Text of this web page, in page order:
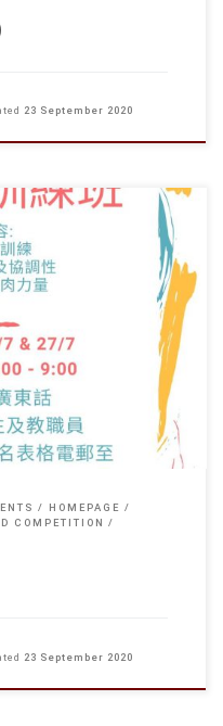
23 September 2020
HOMEPAGE
COMPETITION
23 September 2020